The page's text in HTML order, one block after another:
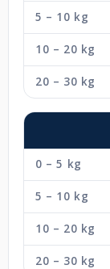
5 – 10 kg
10 – 20 kg
20 – 30 kg
0 – 5 kg
5 – 10 kg
10 – 20 kg
20 – 30 kg